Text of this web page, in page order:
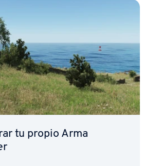
tu propio Arma